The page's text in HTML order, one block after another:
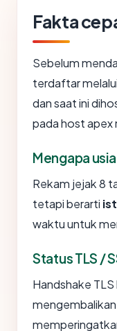
Fakta
Sebelum
terdaftar
dan saat ini
pada host apex
Mengapa
Rekam jejak 8
tetapi berarti
waktu untuk
Status TLS /
Handshake